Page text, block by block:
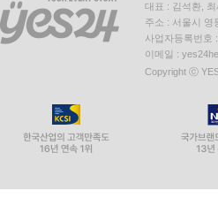
대표 : 김석환,
주소 : 서울시 영
사업자등록번호
이메일 :
Copyright ⓒ